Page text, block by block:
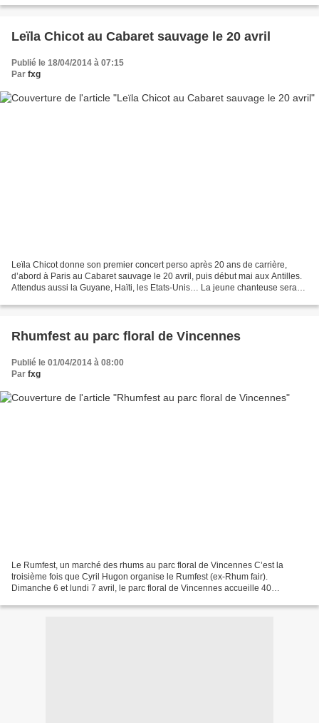
Leïla Chicot au Cabaret sauvage le 20 avril
Publié le 18/04/2014 à 07:15
Par fxg
Leïla Chicot donne son premier concert perso après 20 ans de carrière,
d’abord à Paris au Cabaret sauvage le 20 avril, puis début mai aux Antilles.
Attendus aussi la Guyane, Haïti, les Etats-Unis… La jeune chanteuse sera
Rhumfest au parc floral de Vincennes
Publié le 01/04/2014 à 08:00
Par fxg
Le Rumfest, un marché des rhums au parc floral de Vincennes C’est la
troisième fois que Cyril Hugon organise le Rumfest (ex-Rhum fair).
Dimanche 6 et lundi 7 avril, le parc floral de Vincennes accueille 40